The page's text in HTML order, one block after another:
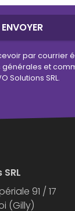
ENVOYER
par courrier
générales et
Solutions SRL.
91 / 17
(Gilly)